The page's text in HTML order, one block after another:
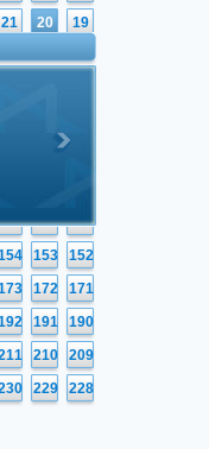
19
20
21
133
134
152
153
171
172
190
191
209
210
228
229